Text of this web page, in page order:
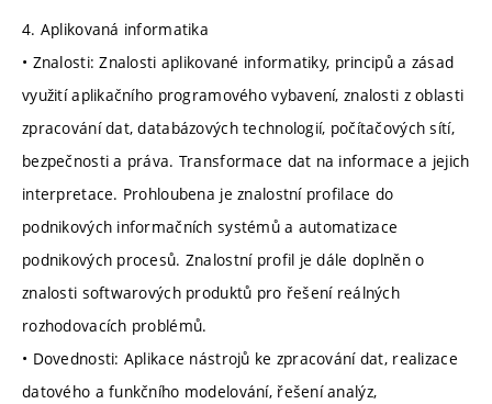
4. Aplikovaná informatika
• Znalosti: Znalosti aplikované informatiky, principů a zásad
využití aplikačního programového vybavení, znalosti z oblasti
zpracování dat, databázových technologií, počítačových sítí,
bezpečnosti a práva. Transformace dat na informace a jejich
interpretace. Prohloubena je znalostní profilace do
podnikových informačních systémů a automatizace
podnikových procesů. Znalostní profil je dále doplněn o
znalosti softwarových produktů pro řešení reálných
rozhodovacích problémů.
• Dovednosti: Aplikace nástrojů ke zpracování dat, realizace
datového a funkčního modelování, řešení analýz,